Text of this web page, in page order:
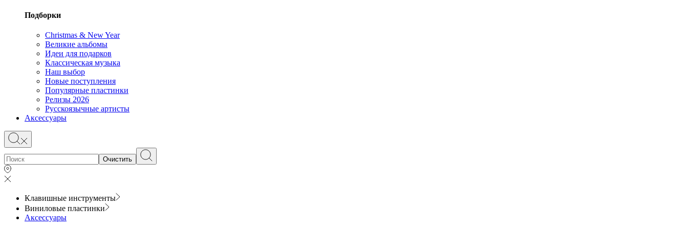
Подборки
Christmas & New Year
Великие альбомы
Идеи для подарков
Классическая музыка
Наш выбор
Новые поступления
Популярные пластинки
Релизы 2026
Русскоязычные артисты
Аксессуары
Очистить
Клавишные инструменты
Виниловые пластинки
Аксессуары